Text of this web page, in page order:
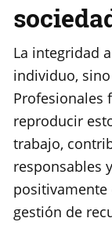
La integridad
individuo,
Profesionales
reproducir
trabajo,
responsables
positivamente
gestión de